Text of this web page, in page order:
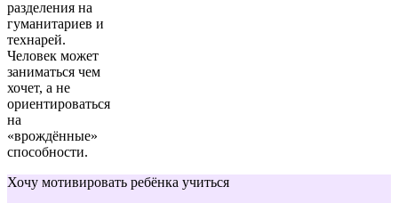
разделения на
гуманитариев и
технарей.
Человек может
заниматься чем
хочет, а не
ориентироваться
на
«врождённые»
способности.
Хочу мотивировать ребёнка учиться